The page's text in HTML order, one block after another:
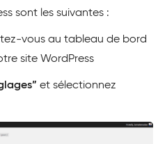
sont les suivantes :
vous au tableau de bord
site WordPress
et sélectionnez